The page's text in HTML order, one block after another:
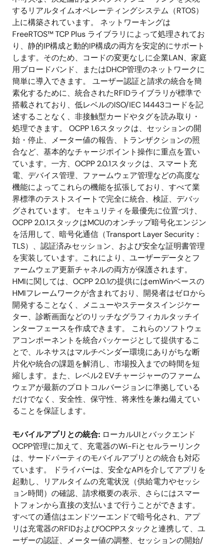
するリアルタイムオペレーティングシステム（RTOS）
上に構築されています。 ネットワーキングは
FreeRTOS™ TCP Plus ライブラリによって処理されてお
り、静的IP構成と動的IP構成の両方を安定的にサポート
します。そのため、コードの変更なしに企業LAN、家庭
用ブロードバンド、またはDHCP管理のネットワークに
簡単に導入できます。 ユーザー認証と請求の統合を簡
素化するために、統合されたRFIDライブラリが標準で
搭載されており、低レベルのISO/IEC 14443コードを記
述することなく、非接触型カードやタグを読み取り・
処理できます。 OCPP 1.6スタックは、セッションの開
始・停止、メーター値の報告、トランザクションの照
合など、基本的なチャージポイント操作に重点を置い
ています。一方、OCPP 2.0.1スタックは、スマート充
電、デバイス管理、ファームウェア管理などの高度な
機能によってこれらの機能を拡張しており、すべて業
界標準のテストスイートで完全に統合、検証、デバッ
グされています。 セキュリティを最優先に位置づけ、
OCPP 2.0.1スタックはMCUのオンチップ暗号化エンジン
を活用して、暗号化通信（Transport Layer Security：
TLS）、認証済みセッション、および安全な証明書管理
を実装しています。これにより、ユーザーデータとフ
ァームウェア更新チャネルの両方が保護されます。
HMIに関しては、OCPP 2.0.1の提供にはemWinベースの
HMIフレームワークが含まれており、開発者はゼロから
開発することなく、メニューやステータスインジケー
ター、診断画面などのリッチなグラフィカルタッチイ
ンターフェースを作成できます。 これらのソフトウェ
アコンポーネントを統合パッケージとして提供するこ
とで、ルネサスはマルチベンダー環境にありがちな断
片化や統合の課題を解消し、市場投入までの時間を短
縮します。また、レベル2 EVチャージャーのファーム
ウェアが最新のプロトコルバージョンに準拠している
だけでなく、安全性、保守性、将来性を兼ね備えてい
ることを保証します。
モバイルアプリとの統合: ローカルUIとバックエンド
OCPP管理に加えて、充電器のWi-Fiとセルラーリンク
は、サードパーティのモバイルアプリとの統合も対応
ています。 ドライバーは、安全なAPIを介してアプリを
起動し、リアルタイムの充電状況（供給電力やセッシ
ョン時間）の確認、請求概要の表示、さらにはスマー
トフォンから直接の支払いまで行うことができます。
すべての通信はエンドツーエンドで暗号化され、アプ
リは充電器のRFIDおよびOCPPスタックと連携して、ユ
ーザーの認証、メーター値の調整、セッションの開始/